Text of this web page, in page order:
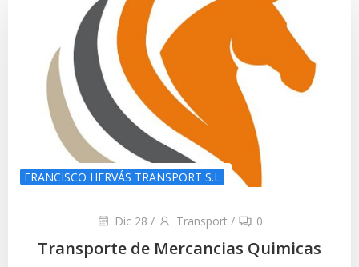
FRANCISCO HERVÁS TRANSPORT S.L
Dic 28 / Transport / 0
Transporte de Mercancias Quimicas